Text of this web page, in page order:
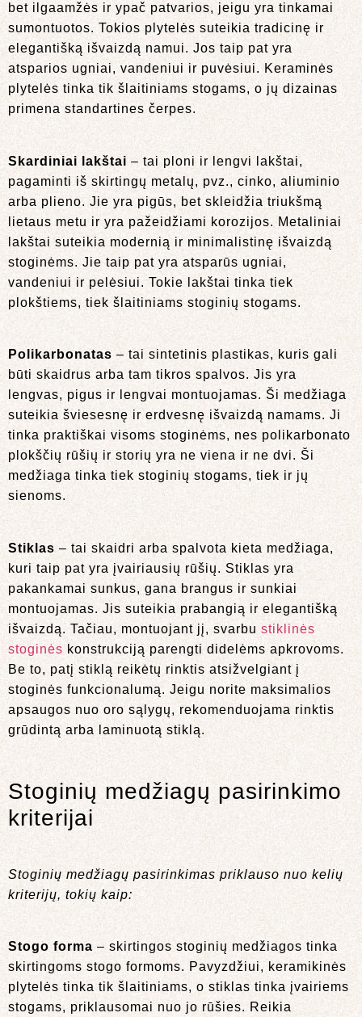
bet ilgaamžės ir ypač patvarios, jeigu yra tinkamai
sumontuotos. Tokios plytelės suteikia tradicinę ir
elegantišką išvaizdą namui. Jos taip pat yra
atsparios ugniai, vandeniui ir puvėsiui. Keraminės
plytelės tinka tik šlaitiniams stogams, o jų dizainas
primena standartines čerpes.
Skardiniai lakštai – tai ploni ir lengvi lakštai,
pagaminti iš skirtingų metalų, pvz., cinko, aliuminio
arba plieno. Jie yra pigūs, bet skleidžia triukšmą
lietaus metu ir yra pažeidžiami korozijos. Metaliniai
lakštai suteikia modernią ir minimalistinę išvaizdą
stoginėms. Jie taip pat yra atsparūs ugniai,
vandeniui ir pelėsiui. Tokie lakštai tinka tiek
plokštiems, tiek šlaitiniams stoginių stogams.
Polikarbonatas – tai sintetinis plastikas, kuris gali
būti skaidrus arba tam tikros spalvos. Jis yra
lengvas, pigus ir lengvai montuojamas. Ši medžiaga
suteikia šviesesnę ir erdvesnę išvaizdą namams. Ji
tinka praktiškai visoms stoginėms, nes polikarbonato
plokščių rūšių ir storių yra ne viena ir ne dvi. Ši
medžiaga tinka tiek stoginių stogams, tiek ir jų
sienoms.
Stiklas – tai skaidri arba spalvota kieta medžiaga,
kuri taip pat yra įvairiausių rūšių. Stiklas yra
pakankamai sunkus, gana brangus ir sunkiai
montuojamas. Jis suteikia prabangią ir elegantišką
išvaizdą. Tačiau, montuojant jį, svarbu stiklinės
stoginės konstrukciją parengti didelėms apkrovoms.
Be to, patį stiklą reikėtų rinktis atsižvelgiant į
stoginės funkcionalumą. Jeigu norite maksimalios
apsaugos nuo oro sąlygų, rekomenduojama rinktis
grūdintą arba laminuotą stiklą.
Stoginių medžiagų pasirinkimo
kriterijai
Stoginių medžiagų pasirinkimas priklauso nuo kelių
kriterijų, tokių kaip:
Stogo forma – skirtingos stoginių medžiagos tinka
skirtingoms stogo formoms. Pavyzdžiui, keramikinės
plytelės tinka tik šlaitiniams, o stiklas tinka įvairiems
stogams, priklausomai nuo jo rūšies. Reikia